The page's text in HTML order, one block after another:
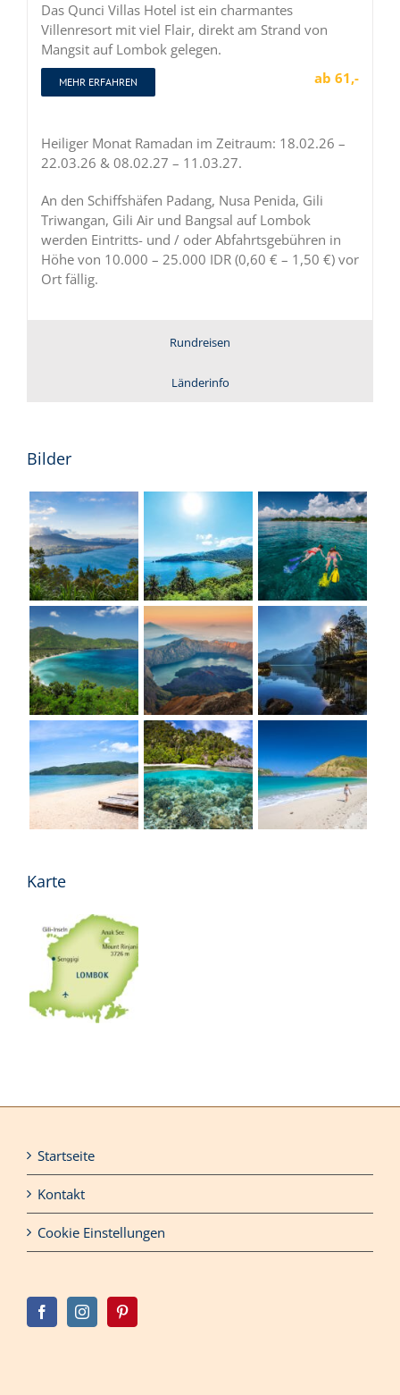
Das Qunci Villas Hotel ist ein charmantes
Villenresort mit viel Flair, direkt am Strand von
Mangsit auf Lombok gelegen.
ab 61,-
MEHR ERFAHREN
Heiliger Monat Ramadan im Zeitraum: 18.02.26 –
22.03.26 & 08.02.27 – 11.03.27.
An den Schiffshäfen Padang, Nusa Penida, Gili
Triwangan, Gili Air und Bangsal auf Lombok
werden Eintritts- und / oder Abfahrtsgebühren in
Höhe von 10.000 – 25.000 IDR (0,60 € – 1,50 €) vor
Ort fällig.
Rundreisen
Länderinfo
Bilder
Karte
Startseite
Kontakt
Cookie Einstellungen